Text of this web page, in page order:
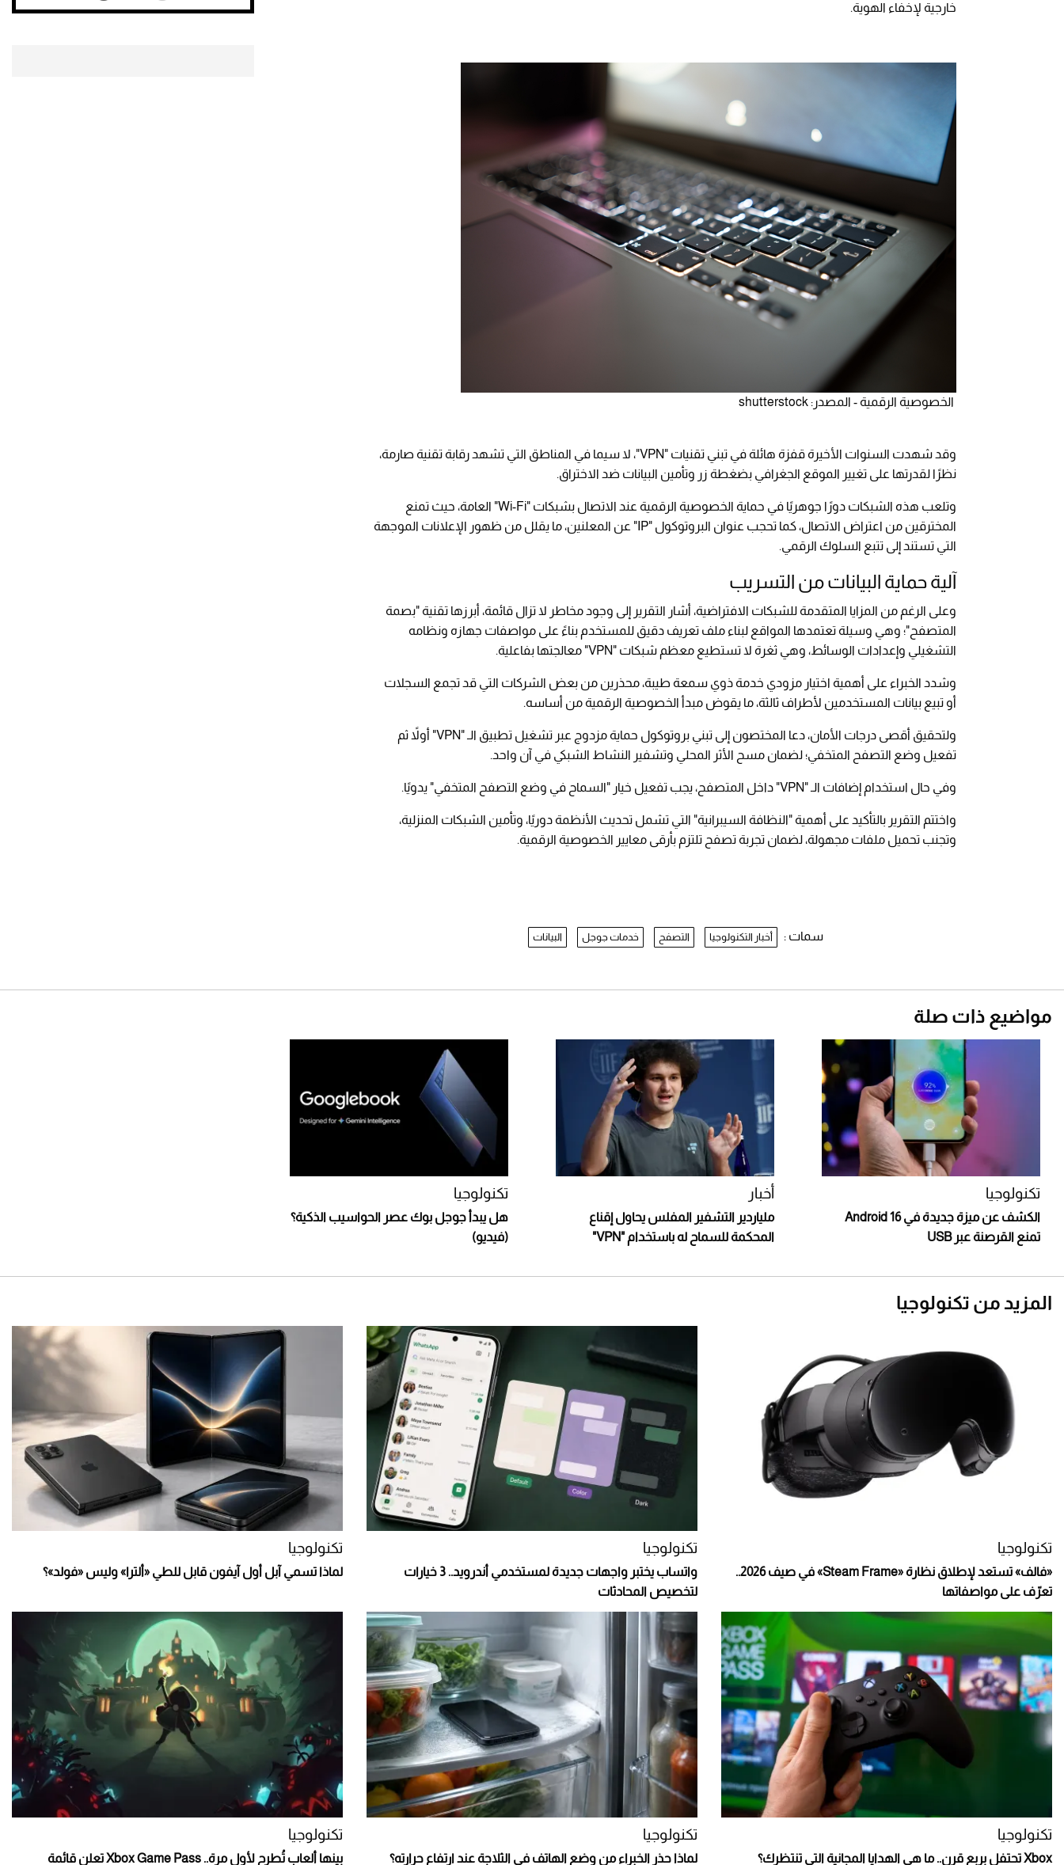
خارجية لإخفاء الهوية.
الخصوصية الرقمية - المصدر: shutterstock
وقد شهدت السنوات الأخيرة قفزة هائلة في تبني تقنيات "VPN"، لا سيما في المناطق التي تشهد رقابة تقنية صارمة،
نظرًا لقدرتها على تغيير الموقع الجغرافي بضغطة زر وتأمين البيانات ضد الاختراق.
وتلعب هذه الشبكات دورًا جوهريًا في حماية الخصوصية الرقمية عند الاتصال بشبكات "Wi-Fi" العامة، حيث تمنع
المخترقين من اعتراض الاتصال، كما تحجب عنوان البروتوكول "IP" عن المعلنين، ما يقلل من ظهور الإعلانات الموجهة
التي تستند إلى تتبع السلوك الرقمي.
آلية حماية البيانات من التسريب
وعلى الرغم من المزايا المتقدمة للشبكات الافتراضية، أشار التقرير إلى وجود مخاطر لا تزال قائمة، أبرزها تقنية "بصمة
المتصفح"؛ وهي وسيلة تعتمدها المواقع لبناء ملف تعريف دقيق للمستخدم بناءً على مواصفات جهازه ونظامه
التشغيلي وإعدادات الوسائط، وهي ثغرة لا تستطيع معظم شبكات "VPN" معالجتها بفاعلية.
وشدد الخبراء على أهمية اختيار مزودي خدمة ذوي سمعة طيبة، محذرين من بعض الشركات التي قد تجمع السجلات
أو تبيع بيانات المستخدمين لأطراف ثالثة، ما يقوض مبدأ الخصوصية الرقمية من أساسه.
ولتحقيق أقصى درجات الأمان، دعا المختصون إلى تبني بروتوكول حماية مزدوج عبر تشغيل تطبيق الـ "VPN" أولاً ثم
تفعيل وضع التصفح المتخفي؛ لضمان مسح الأثر المحلي وتشفير النشاط الشبكي في آن واحد.
وفي حال استخدام إضافات الـ "VPN" داخل المتصفح، يجب تفعيل خيار "السماح في وضع التصفح المتخفي" يدويًا.
واختتم التقرير بالتأكيد على أهمية "النظافة السيبرانية" التي تشمل تحديث الأنظمة دوريًا، وتأمين الشبكات المنزلية،
وتجنب تحميل ملفات مجهولة، لضمان تجربة تصفح تلتزم بأرقى معايير الخصوصية الرقمية.
مروع.. جوشوا يفوز على برينغا
سمات : أخبار التكنولوجيا التصفح خدمات جوجل البيانات
مواضيع ذات صلة
تكنولوجيا
الكشف عن ميزة جديدة في Android 16
تمنع القرصنة عبر USB
أخبار
ملياردير التشفير المفلس يحاول إقناع
المحكمة للسماح له باستخدام "VPN"
تكنولوجيا
هل يبدأ جوجل بوك عصر الحواسيب الذكية؟
(فيديو)
المزيد من تكنولوجيا
تكنولوجيا
«فالف» تستعد لإطلاق نظارة «Steam Frame» في صيف 2026..
تعرّف على مواصفاتها
تكنولوجيا
واتساب يختبر واجهات جديدة لمستخدمي أندرويد.. 3 خيارات
لتخصيص المحادثات
تكنولوجيا
لماذا تسمي آبل أول آيفون قابل للطي «ألترا» وليس «فولد»؟
تكنولوجيا
Xbox تحتفل بربع قرن.. ما هي الهدايا المجانية التي تنتظرك؟
تكنولوجيا
لماذا حذر الخبراء من وضع الهاتف في الثلاجة عند ارتفاع حرارته؟
تكنولوجيا
بينها ألعاب تُطرح لأول مرة.. Xbox Game Pass تعلن قائمة